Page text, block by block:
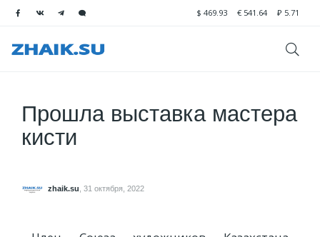
$ 469.93 € 541.64 ₽ 5.71
Прошла выставка мастера
кисти
zhaik.su 31 октября, 2022